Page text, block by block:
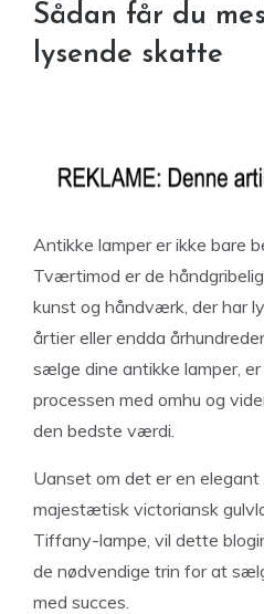
Sådan får du
lysende skatte
Antikke lamper er ikke bare
Tværtimod er de
kunst og håndværk, der har
årtier eller endda
sælge dine antikke lamper,
processen med omhu og
den bedste værdi.
Uanset om det er en
majestætisk victoriansk
Tiffany-lampe, vil dette
de nødvendige trin for at
med succes.